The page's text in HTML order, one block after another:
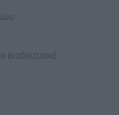
διαδικτυακό